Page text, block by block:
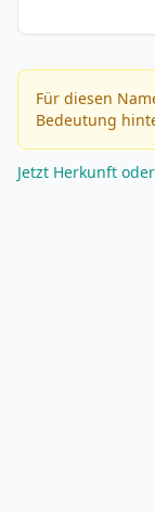
Für diesen
Bedeutung
Jetzt Herkunft